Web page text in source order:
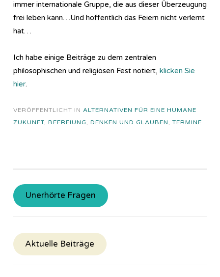
immer internationale Gruppe, die aus dieser Überzeugung
frei leben kann…Und hoffentlich das Feiern nicht verlernt
hat…
Ich habe einige Beiträge zu dem zentralen
philosophischen und religiösen Fest notiert, klicken Sie
hier.
VERÖFFENTLICHT IN ALTERNATIVEN FÜR EINE HUMANE
ZUKUNFT, BEFREIUNG, DENKEN UND GLAUBEN, TERMINE
Unerhörte Fragen
Aktuelle Beiträge